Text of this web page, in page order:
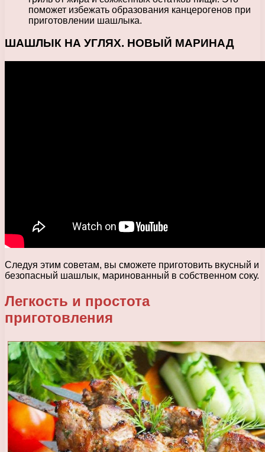
поможет избежать образования канцерогенов при
приготовлении шашлыка.
ШАШЛЫК НА УГЛЯХ. НОВЫЙ МАРИНАД
Следуя этим советам, вы сможете приготовить вкусный и
безопасный шашлык, маринованный в собственном соку.
Легкость и простота
приготовления